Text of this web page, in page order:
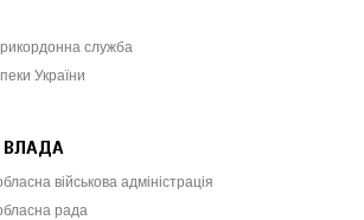
служба
України
ВЛАДА
військова адміністрація
рада